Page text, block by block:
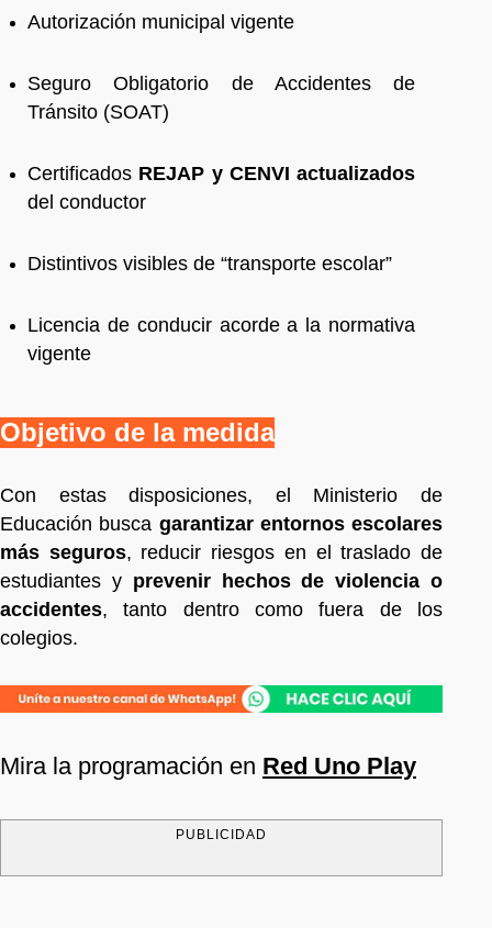
Autorización municipal vigente
Seguro Obligatorio de Accidentes de
Tránsito (SOAT)
Certificados REJAP y CENVI actualizados
del conductor
Distintivos visibles de “transporte escolar”
Licencia de conducir acorde a la normativa
vigente
Objetivo de la medida
Con estas disposiciones, el Ministerio de
Educación busca garantizar entornos escolares
más seguros, reducir riesgos en el traslado de
estudiantes y prevenir hechos de violencia o
accidentes, tanto dentro como fuera de los
colegios.
Mira la programación en Red Uno Play
PUBLICIDAD